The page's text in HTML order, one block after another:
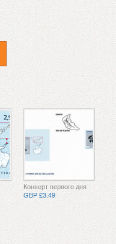
Конверт первого дня
GBP £3.49